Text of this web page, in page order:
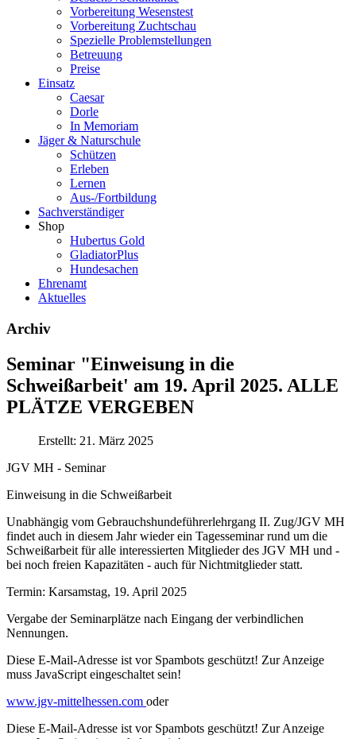
Vorbereitung Wesenstest
Vorbereitung Zuchtschau
Spezielle Problemstellungen
Betreuung
Preise
Einsatz
Caesar
Dorle
In Memoriam
Jäger & Naturschule
Schützen
Erleben
Lernen
Aus-/Fortbildung
Sachverständiger
Shop
Hubertus Gold
GladiatorPlus
Hundesachen
Ehrenamt
Aktuelles
Archiv
Seminar "Einweisung in die
Schweißarbeit' am 19. April 2025. ALLE
PLÄTZE VERGEBEN
Erstellt: 21. März 2025
JGV MH - Seminar
Einweisung in die Schweißarbeit
Unabhängig vom Gebrauchshundeführerlehrgang II. Zug/JGV MH
findet auch in diesem Jahr wieder ein Tagesseminar rund um die
Schweißarbeit für alle interessierten Mitglieder des JGV MH und -
bei noch freien Kapazitäten - auch für Nichtmitglieder statt.
Termin: Karsamstag, 19. April 2025
Vergabe der Seminarplätze nach Eingang der verbindlichen
Nennungen.
Diese E-Mail-Adresse ist vor Spambots geschützt! Zur Anzeige
muss JavaScript eingeschaltet sein!
www.jgv-mittelhessen.com oder
Diese E-Mail-Adresse ist vor Spambots geschützt! Zur Anzeige